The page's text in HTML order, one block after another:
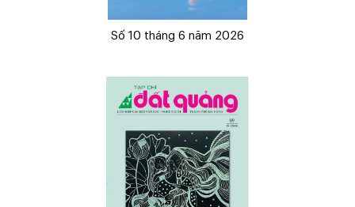
Số 10 tháng 6 năm 2026